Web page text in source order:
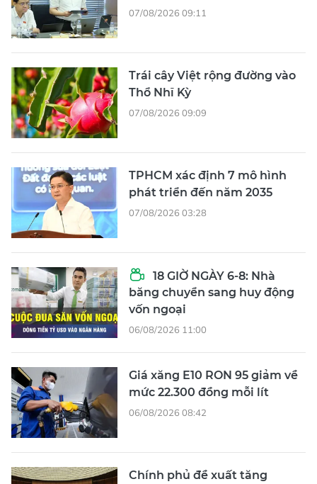
07/08/2026 09:11
Trái cây Việt rộng đường vào
Thổ Nhĩ Kỳ
07/08/2026 09:09
TPHCM xác định 7 mô hình
phát triển đến năm 2035
07/08/2026 03:28
18 GIỜ NGÀY 6-8: Nhà
băng chuyển sang huy động
vốn ngoại
06/08/2026 11:00
Giá xăng E10 RON 95 giảm về
mức 22.300 đồng mỗi lít
06/08/2026 08:42
Chính phủ đề xuất tăng